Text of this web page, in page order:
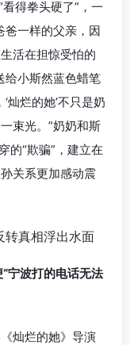
得拳头硬了”，一
爸一样的父亲，因
活在担惊受怕的
给小斯然蓝色蜡笔
灿烂的她’不只是奶
束光。”奶奶和斯
的“欺骗”，建立在
关系更加感动震
宁波打的电话无法
灿烂的她》导演